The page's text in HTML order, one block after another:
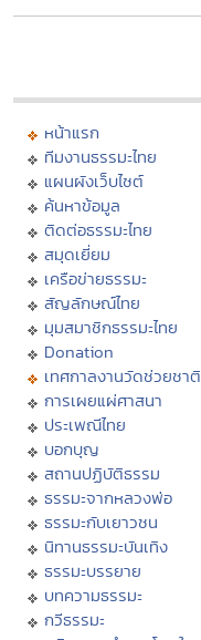
หน้าแรก
ทีมงานธรรมะไทย
แผนผังเว็บไซต์
ค้นหาข้อมูล
ติดต่อธรรมะไทย
สมุดเยี่ยม
เครือข่ายธรรมะ
สัญลักษณ์ไทย
มุมสมาชิกธรรมะไทย
Donation
เทศกาลงานวัดช่วยชาติ
การเผยแผ่ศาสนา
ประเพณีไทย
บอกบุญ
สถานปฏิบัติธรรม
ธรรมะจากหลวงพ่อ
ธรรมะกับเยาวชน
นิทานธรรมะบันเทิง
ธรรมะบรรยาย
บทความธรรมะ
กวีธรรมะ